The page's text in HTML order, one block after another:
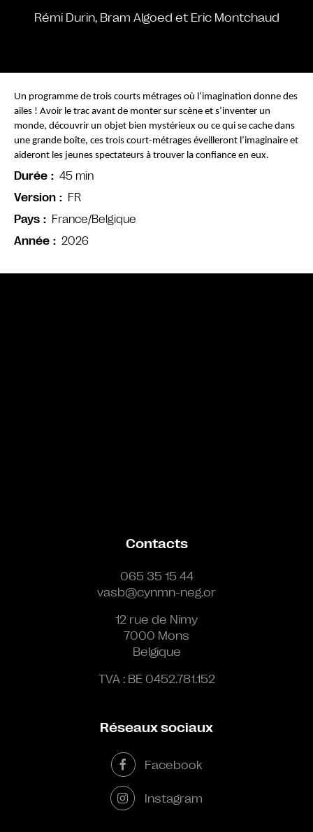
Rémi Durin, Bram Algoed et Eric Montchaud
Un programme de trois courts métrages où l’imagination donne des
ailes ! Avoir le trac avant de monter sur scène et s’inventer un
monde, découvrir un objet bien mystérieux ou ce qui se cache dans
une grande boîte, ces trois court-métrages éveilleront l’imaginaire et
aideront les jeunes spectateurs à trouver la confiance en eux.
Durée
45 min
Version
FR
Pays
France/Belgique
Année
2026
Contacts
065 35 15 44
vasb@cynmn-neg.or
12 rue de Nimy
7000 Mons
Belgique
TVA : BE 0452.781.152
Réseaux sociaux
Facebook
Instagram